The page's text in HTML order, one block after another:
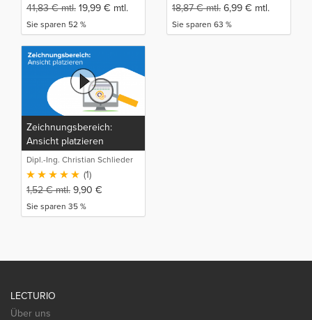
41,83€mtl. 19,99 € mtl.
Sie sparen 52 %
18,87€mtl. 6,99 € mtl.
Sie sparen 63 %
Zeichnungsbereich:
Ansicht platzieren
Dipl.-Ing. Christian Schlieder
(1)
1,52€mtl. 9,90 €
Sie sparen 35 %
LECTURIO
Über uns